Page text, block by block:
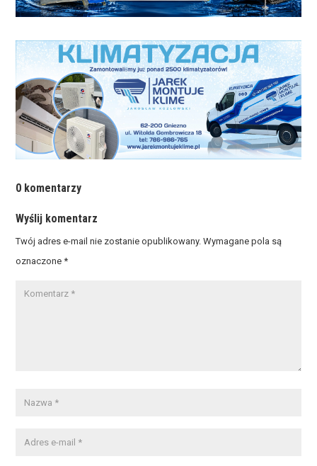
0 komentarzy
Wyślij komentarz
Twój adres e-mail nie zostanie opublikowany. Wymagane pola są
oznaczone*